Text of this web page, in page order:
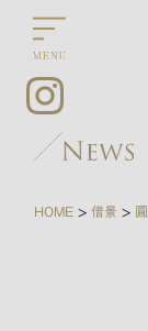
HOME >借景 >